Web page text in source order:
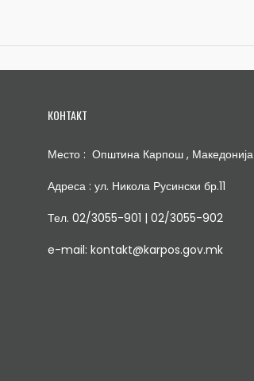
КОНТАКТ
Место : Општина Карпош , Македонија
Адреса : ул. Никола Русински бр.11
Тел. 02/3055-901 | 02/3055-902
e-mail: kontakt@karpos.gov.mk